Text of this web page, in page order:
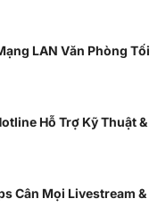
LAN Văn Phòng Tối
Hỗ Trợ Kỹ Thuật &
Cân Mọi Livestream &